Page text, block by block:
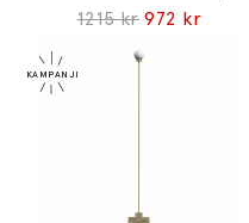
1215 kr 972 kr